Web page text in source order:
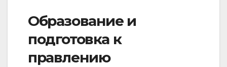
Образование и
подготовка к
правлению